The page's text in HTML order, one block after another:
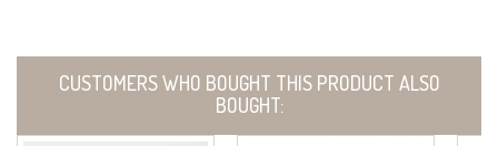
CUSTOMERS WHO BOUGHT THIS PRODUCT ALSO
BOUGHT: